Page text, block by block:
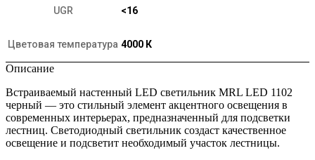
UGR <16
Цветовая температура 4000 К
Описание
Встраиваемый настенный LED светильник MRL LED 1102
черный — это стильный элемент акцентного освещения в
современных интерьерах, предназначенный для подсветки
лестниц. Светодиодный светильник создаст качественное
освещение и подсветит необходимый участок лестницы.